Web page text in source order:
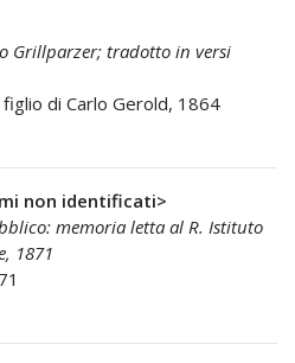
Grillparzer; tradotto in versi
di Carlo Gerold, 1864
non identificati>
memoria letta al R. Istituto
1871